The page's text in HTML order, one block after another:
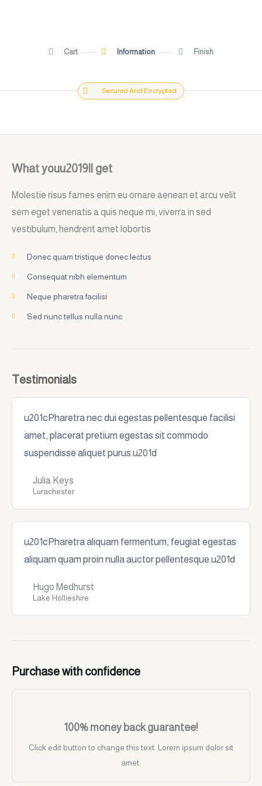
Cart Information Finish
Secured And Encrypted
What youu2019ll get
Molestie risus fames enim eu ornare aenean et arcu velit
sem eget venenatis a quis neque mi, viverra in sed
vestibulum, hendrerit amet lobortis
Donec quam tristique donec lectus
Consequat nibh elementum
Neque pharetra facilisi
Sed nunc tellus nulla nunc
Testimonials
u201cPharetra nec dui egestas pellentesque facilisi
amet, placerat pretium egestas sit commodo
suspendisse aliquet purus.u201d
Julia Keys
Lurachester
u201cPharetra aliquam fermentum, feugiat egestas
aliquam quam proin nulla auctor pellentesque.u201d
Hugo Medhurst
Lake Hollieshire
Purchase with confidence
100% money back guarantee!
Click edit button to change this text. Lorem ipsum dolor sit
amet.